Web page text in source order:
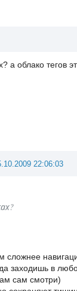
а облако тегов
22:06:03
сложнее
заходишь в
сам смотри)